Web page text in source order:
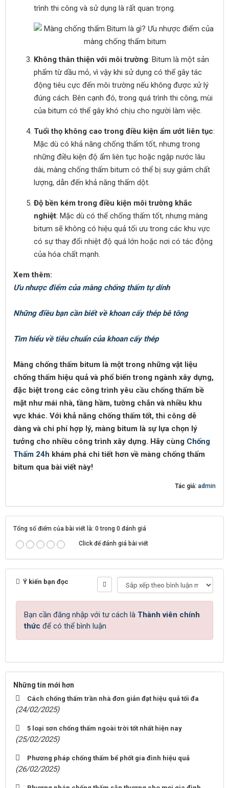
trình thi công và sử dụng là rất quan trọng.
Không thân thiện với môi trường: Bitum là một sản
phẩm từ dầu mỏ, vì vậy khi sử dụng có thể gây tác
động tiêu cực đến môi trường nếu không được xử lý
đúng cách. Bên cạnh đó, trong quá trình thi công, mùi
của bitum có thể gây khó chịu cho người làm việc.
Tuổi thọ không cao trong điều kiện ẩm ướt liên tục:
Mặc dù có khả năng chống thấm tốt, nhưng trong
những điều kiện độ ẩm liên tục hoặc ngập nước lâu
dài, màng chống thấm bitum có thể bị suy giảm chất
lượng, dẫn đến khả năng thấm dột.
Độ bền kém trong điều kiện môi trường khắc
nghiệt: Mặc dù có thể chống thấm tốt, nhưng màng
bitum sẽ không có hiệu quả tối ưu trong các khu vực
có sự thay đổi nhiệt độ quá lớn hoặc nơi có tác động
của hóa chất mạnh.
Xem thêm:
Ưu nhược điểm của màng chống thấm tự dính
Những điều bạn cần biết về khoan cấy thép bê tông
Tìm hiểu về tiêu chuẩn của khoan cấy thép
Màng chống thấm bitum là một trong những vật liệu
chống thấm hiệu quả và phổ biến trong ngành xây dựng,
đặc biệt trong các công trình yêu cầu chống thấm bề
mặt như mái nhà, tầng hầm, tường chắn và nhiều khu
vực khác. Với khả năng chống thấm tốt, thi công dễ
dàng và chi phí hợp lý, màng bitum là sự lựa chọn lý
tưởng cho nhiều công trình xây dựng. Hãy cùng Chống
Thấm 24h khám phá chi tiết hơn về màng chống thấm
bitum qua bài viết này!
Tác giả: admin
Tổng số điểm của bài viết là: 0 trong 0 đánh giá
Click để đánh giá bài viết
Ý kiến bạn đọc
Bạn cần đăng nhập với tư cách là Thành viên chính
thức để có thể bình luận
Những tin mới hơn
Cách chống thấm trần nhà đơn giản đạt hiệu quả tối đa
(24/02/2025)
5 loại sơn chống thấm ngoài trời tốt nhất hiện nay
(25/02/2025)
Phương pháp chống thấm bể phốt gia đình hiệu quả
(26/02/2025)